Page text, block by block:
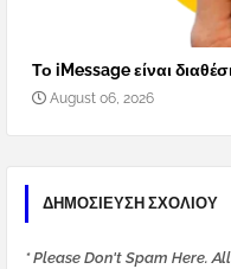
Το iMessage είναι
August 06, 2026
ΔΗΜΟΣΊΕΥΣΗ ΣΧΟΛΊΟΥ
* Please Don't Spam Here.